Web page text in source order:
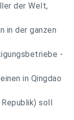
der Welt,
in der ganzen
-
in Qingdao
soll